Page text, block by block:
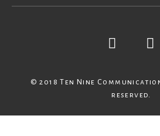
© 2018 Ten Nine
reserved.